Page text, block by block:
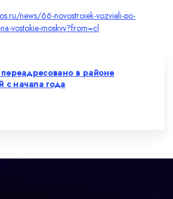
news/66-novostroiek-vozvieli-po-
vostokie-moskvy?from=cl
переадресовано в районе
с начала года